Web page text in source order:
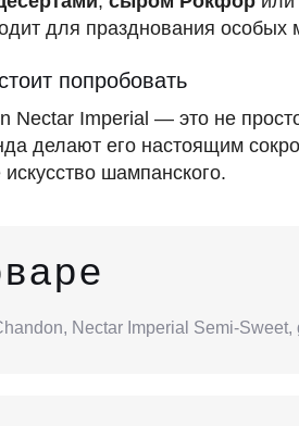
для празднования особых
попробовать
Nectar Imperial — это не
делают его настоящим
шампанского.
Nectar Imperial Semi-Sweet,